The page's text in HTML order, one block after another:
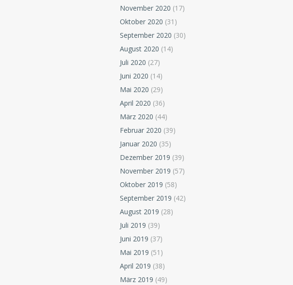
November 2020 (17)
Oktober 2020 (31)
September 2020 (30)
August 2020 (14)
Juli 2020 (27)
Juni 2020 (14)
Mai 2020 (29)
April 2020 (36)
März 2020 (44)
Februar 2020 (39)
Januar 2020 (35)
Dezember 2019 (39)
November 2019 (57)
Oktober 2019 (58)
September 2019 (42)
August 2019 (28)
Juli 2019 (39)
Juni 2019 (37)
Mai 2019 (51)
April 2019 (38)
März 2019 (49)